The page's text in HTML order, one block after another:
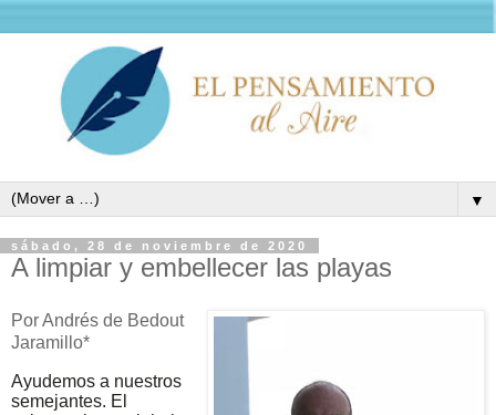
▼
sábado, 28 de noviembre de 2020
A limpiar y embellecer las playas
Por Andrés de Bedout
Jaramillo*
Ayudemos a nuestros
semejantes. El